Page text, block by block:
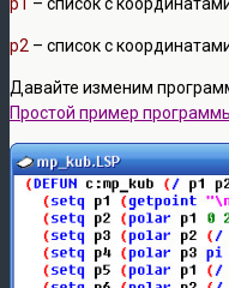
р2 – список с
Давайте изменим
Простой пример программы